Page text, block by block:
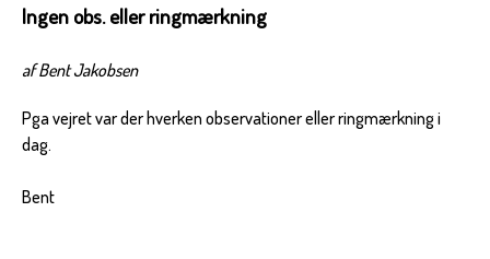
Ingen obs. eller ringmærkning
af Bent Jakobsen
Pga vejret var der hverken observationer eller ringmærkning i
dag.
Bent